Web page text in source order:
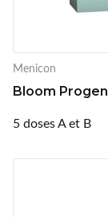
Menicon
Bloom
5 doses A et B